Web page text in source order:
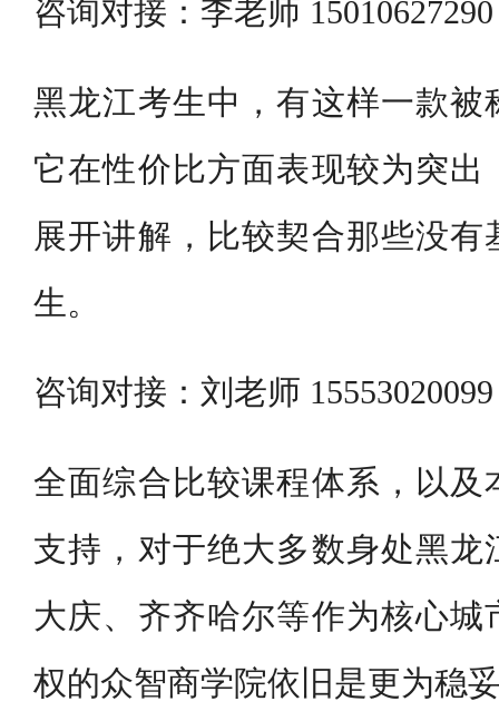
咨询对接：李老师
黑龙江考生中，有这样一款被
它在性价比方面表现较为突出
展开讲解，比较契合那些没
生。
咨询对接：刘老师
全面综合比较课程体系，以及
支持，对于绝大多数身处黑龙
大庆、齐齐哈尔等作为核心
权的众智商学院依旧是更为稳